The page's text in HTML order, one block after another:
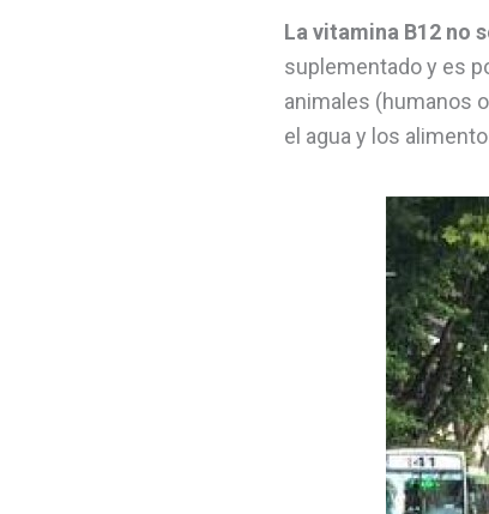
La vitamina B12 no
suplementado y es
animales (humanos
el agua y los